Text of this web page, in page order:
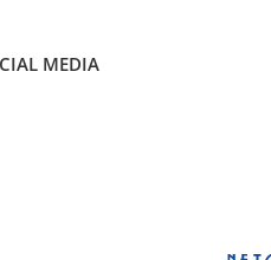
MEDIA